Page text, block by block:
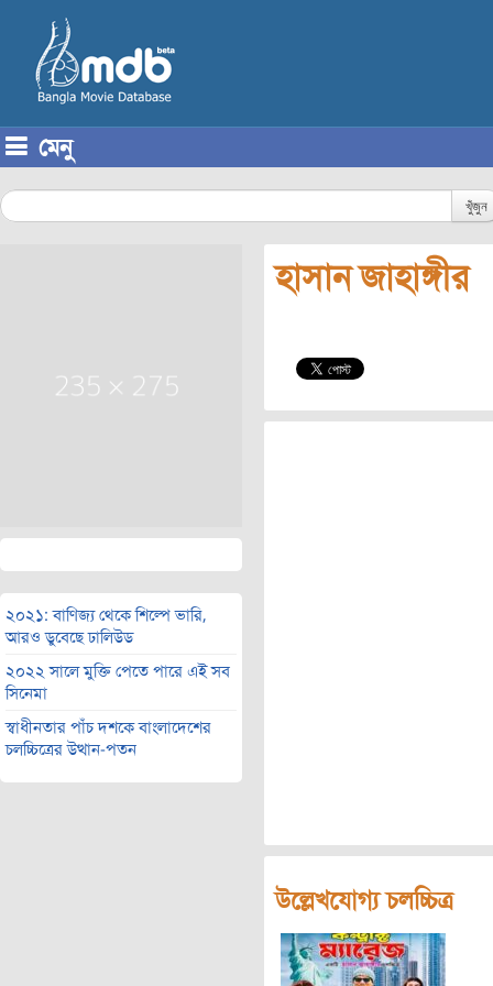
মেনু
খুঁজুন
২০২১: বাণিজ্য থেকে শিল্পে ভারি,
আরও ডুবেছে ঢালিউড
২০২২ সালে মুক্তি পেতে পারে এই সব
সিনেমা
স্বাধীনতার পাঁচ দশকে বাংলাদেশের
চলচ্চিত্রের উত্থান-পতন
হাসান জাহাঙ্গীর
উল্লেখযোগ্য চলচ্চিত্র